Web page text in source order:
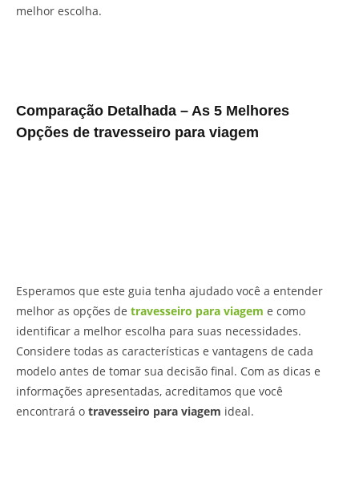
melhor escolha.
Comparação Detalhada – As 5 Melhores
Opções de travesseiro para viagem
Esperamos que este guia tenha ajudado você a entender
melhor as opções de travesseiro para viagem e como
identificar a melhor escolha para suas necessidades.
Considere todas as características e vantagens de cada
modelo antes de tomar sua decisão final. Com as dicas e
informações apresentadas, acreditamos que você
encontrará o travesseiro para viagem ideal.